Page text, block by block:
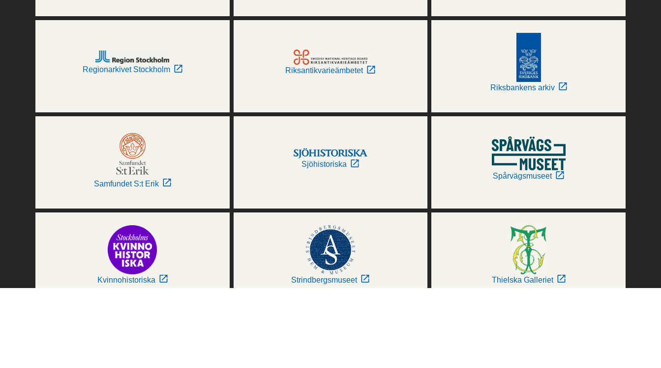
Regionarkivet Stockholm Riksantikvarieämbetet
Riksbankens arkiv
Samfundet S:t Erik
Sjöhistoriska
Spårvägsmuseet
Kvinnohistoriska Strindbergsmuseet Thielska Galleriet